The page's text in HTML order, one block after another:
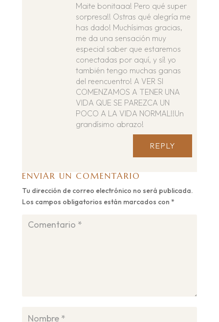
Maite bonitaaa! Pero qué super
sorpresa!! Ostras qué alegría me
has dado! Muchísimas gracias,
me da una sensación muy
especial saber que estaremos
conectadas por aquí, y sí! yo
también tengo muchas ganas
del reencuentro! A VER SI
COMENZAMOS A TENER UNA
VIDA QUE SE PAREZCA UN
POCO A LA VIDA NORMAL!!Un
grandísimo abrazo!
REPLY
ENVIAR UN COMENTARIO
Tu dirección de correo electrónico no será publicada.
Los campos obligatorios están marcados con *